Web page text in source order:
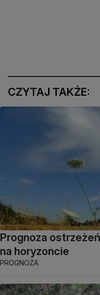
CZYTAJ TAKŻE:
Prognoza
na horyzoncie
PROGNOZA